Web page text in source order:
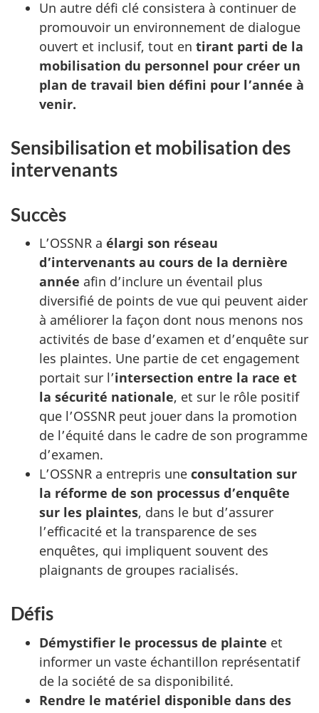
Un autre défi clé consistera à continuer de
promouvoir un environnement de dialogue
ouvert et inclusif, tout en tirant parti de la
mobilisation du personnel pour créer un
plan de travail bien défini pour l’année à
venir.
Sensibilisation et mobilisation des
intervenants
Succès
L’OSSNR a élargi son réseau
d’intervenants au cours de la dernière
année afin d’inclure un éventail plus
diversifié de points de vue qui peuvent aider
à améliorer la façon dont nous menons nos
activités de base d’examen et d’enquête sur
les plaintes. Une partie de cet engagement
portait sur l’intersection entre la race et
la sécurité nationale, et sur le rôle positif
que l’OSSNR peut jouer dans la promotion
de l’équité dans le cadre de son programme
d’examen.
L’OSSNR a entrepris une consultation sur
la réforme de son processus d’enquête
sur les plaintes, dans le but d’assurer
l’efficacité et la transparence de ses
enquêtes, qui impliquent souvent des
plaignants de groupes racialisés.
Défis
Démystifier le processus de plainte et
informer un vaste échantillon représentatif
de la société de sa disponibilité.
Rendre le matériel disponible dans des